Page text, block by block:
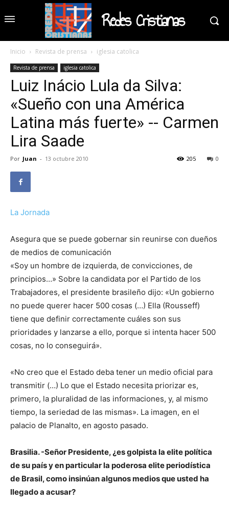
Redes Cristianas
Inicio Revista de prensa iglesia catolica
Revista de prensa iglesia catolica
Luiz Inácio Lula da Silva:
«Sueño con una América
Latina más fuerte» -- Carmen
Lira Saade
Por Juan - 13 octubre 2010 0
205
La Jornada
Asegura que se puede gobernar sin reunirse con dueños
de medios de comunicación
«Soy un hombre de izquierda, de convicciones, de
principios…» Sobre la candidata por el Partido de los
Trabajadores, el presidente brasileño dijo: «Un gobierno
no puede querer hacer 500 cosas (…) Ella (Rousseff)
tiene que definir correctamente cuáles son sus
prioridades y lanzarse a ello, porque si intenta hacer 500
cosas, no lo conseguirá».
«No creo que el Estado deba tener un medio oficial para
transmitir (…) Lo que el Estado necesita priorizar es,
primero, la pluralidad de las informaciones, y, al mismo
tiempo, la seriedad de las mismas». La imagen, en el
palacio de Planalto, en agosto pasado.
Brasilia. -Señor Presidente, ¿es golpista la elite política
de su país y en particular la poderosa elite periodística
de Brasil, como insinúan algunos medios que usted ha
llegado a acusar?